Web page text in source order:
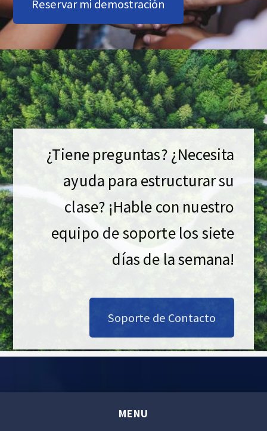
MENU
Reservar mi demostración
¿Tiene preguntas? ¿Necesita
ayuda para estructurar su
clase? ¡Hable con nuestro
equipo de soporte los siete
días de la semana!
Soporte de Contacto
Skip back to main navigation
Capitalismo Consciente